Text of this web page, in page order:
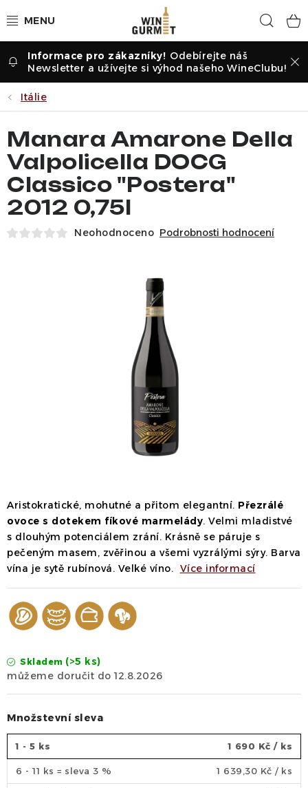
na
Vína dle druhu
Vína dle příležitosti
Dle vinařství
Vína dle země
Pochutiny
Degustační sady
Kontakty
Vinné zážitky
Odebírejte náš
Newsletter a užívejte si výhod našeho WineClubu!
Itálie
Aristokratické, mohutné a přitom elegantní. Přezrálé
ovoce s dotekem fíkové marmelády. Velmi mladistvé
s dlouhým potenciálem zrání. Krásně se páruje s
pečeným masem, zvěřinou a všemi vyzrálými sýry. Barva
vína je sytě rubínová. Velké víno. Více informací
Skladem (>5 ks)
12.8.2026
Množstevní sleva
1 - 5 ks 1 690 Kč / ks
6 - 11 ks = sleva 3 % 1 639,30 Kč / ks
Manara Amarone Della
Valpolicella DOCG
Classico "Postera"
2012 0,75l
Neohodnoceno Podrobnosti hodnocení